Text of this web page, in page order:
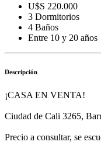
U$S 220.000
3 Dormitorios
4 Baños
Entre 10 y 20 años
Descripción
¡CASA EN VENTA!
Ciudad de Cali 3265,
Precio a consultar, se